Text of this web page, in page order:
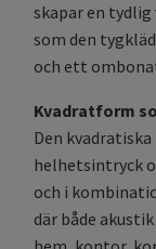
skapar en
som den
och ett
Kvadratform
Den
helhetsintryck
och i
där både